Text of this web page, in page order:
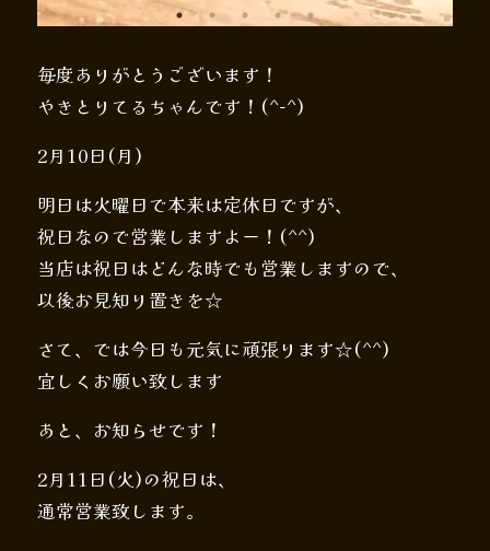
毎度ありがとうございます！
やきとりてるちゃんです！(^-^)
2月10日(月)
明日は火曜日で本来は定休日ですが、
祝日なので営業しますよー！(^^)
当店は祝日はどんな時でも営業しますので、
以後お見知り置きを☆
さて、では今日も元気に頑張ります☆(^^)
宜しくお願い致します
あと、お知らせです！
2月11日(火)の祝日は、
通常営業致します。